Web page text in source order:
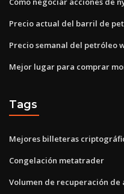
Precio actual del barril de
Precio semanal del petróleo
Mejor lugar para comprar
Tags
Mejores billeteras
Congelación metatrader
Volumen de recuperación de